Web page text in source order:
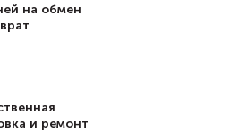
на обмен
и ремонт